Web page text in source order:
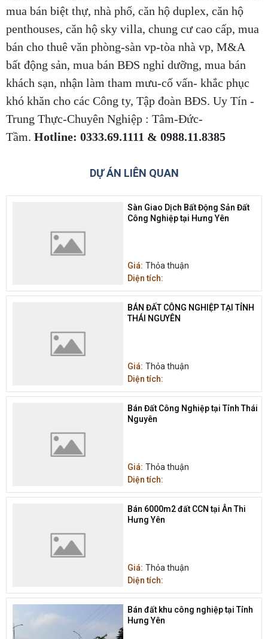
mua bán biệt thự, nhà phố, căn hộ duplex, căn hộ
penthouses, căn hộ sky villa, chung cư cao cấp, mua
bán cho thuê văn phòng-sàn vp-tòa nhà vp, M&A
bất động sản, mua bán BĐS nghỉ dưỡng, mua bán
khách sạn, nhận làm tham mưu-cố vấn- khắc phục
khó khăn cho các Công ty, Tập đoàn BĐS. Uy Tín -
Trung Thực-Chuyên Nghiệp : Tâm-Đức-
Tầm. Hotline: 0333.69.1111 & 0988.11.8385
DỰ ÁN LIÊN QUAN
Sàn Giao Dịch Bất Động Sản Đất
Công Nghiệp tại Hưng Yên
Giá: Thỏa thuận
Diện tích:
BÁN ĐẤT CÔNG NGHIỆP TẠI TỈNH
THÁI NGUYÊN
Giá: Thỏa thuận
Diện tích:
Bán Đất Công Nghiệp tại Tỉnh Thái
Nguyên
Giá: Thỏa thuận
Diện tích:
Bán 6000m2 đất CCN tại Ân Thi
Hưng Yên
Giá: Thỏa thuận
Diện tích:
Bán đất khu công nghiệp tại Tỉnh
Hưng Yên